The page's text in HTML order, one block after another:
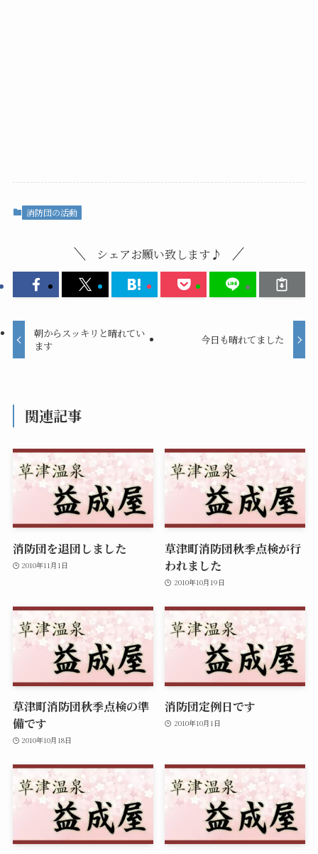
消防団の活動
シェアお願い致します♪
朝からスッキリと晴れてい
ます
今日も晴れてました
関連記事
消防団を退団しました
2010年11月1日
草津町消防団秋季点検が行
われました
2010年10月19日
草津町消防団秋季点検の準
備です
2010年10月18日
消防団定例日です
2010年10月1日